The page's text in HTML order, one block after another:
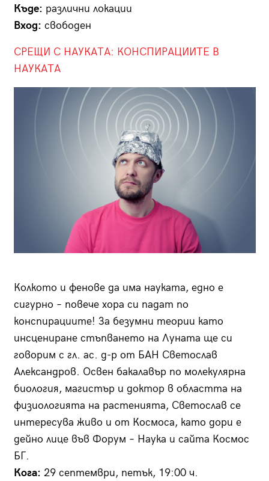
Къде: различни локации
Вход: свободен
СРЕЩИ С НАУКАТА: КОНСПИРАЦИИТЕ В
НАУКАТА
Колкото и фенове да има науката, едно е
сигурно – повече хора си падат по
конспирациите! За безумни теории като
инсцениране стъпването на Луната ще си
говорим с гл. ас. д-р от БАН Светослав
Александров. Освен бакалавър по молекулярна
биология, магистър и доктор в областта на
физиологията на растенията, Светослав се
интересува живо и от Космоса, като дори е
дейно лице във Форум – Наука и сайта Космос
БГ.
Кога: 29 септември, петък, 19:00 ч.